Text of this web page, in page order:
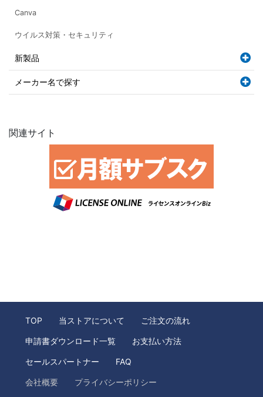
Canva
ウイルス対策・セキュリティ
新製品
メーカー名で探す
関連サイト
TOP 当ストアについて ご注文の流れ
申請書ダウンロード一覧 お支払い方法
セールスパートナー FAQ
会社概要 プライバシーポリシー